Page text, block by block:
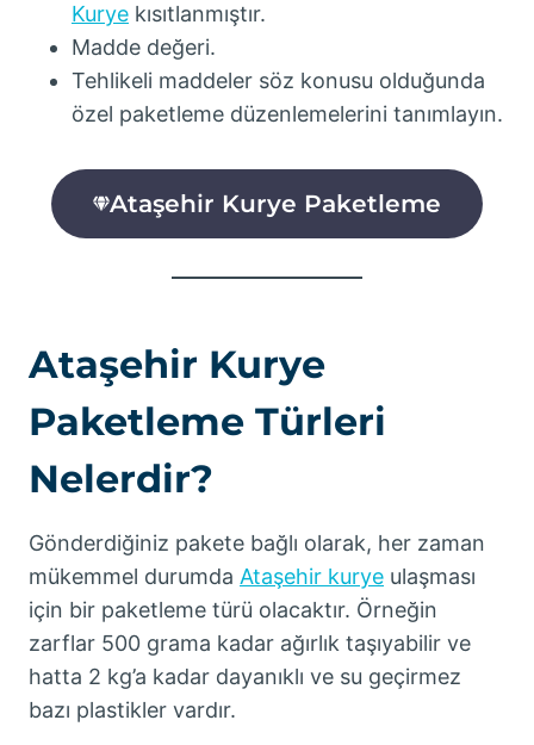
Kurye kısıtlanmıştır.
Madde değeri.
Tehlikeli maddeler söz konusu olduğunda
özel paketleme düzenlemelerini tanımlayın.
Ataşehir Kurye Paketleme
Ataşehir Kurye
Paketleme Türleri
Nelerdir?
Gönderdiğiniz pakete bağlı olarak, her zaman
mükemmel durumda Ataşehir kurye ulaşması
için bir paketleme türü olacaktır. Örneğin
zarflar 500 grama kadar ağırlık taşıyabilir ve
hatta 2 kg’a kadar dayanıklı ve su geçirmez
bazı plastikler vardır.